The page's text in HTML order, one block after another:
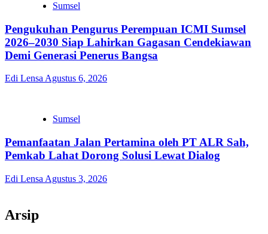
Sumsel
Pengukuhan Pengurus Perempuan ICMI Sumsel
2026–2030 Siap Lahirkan Gagasan Cendekiawan
Demi Generasi Penerus Bangsa
Edi Lensa Agustus 6, 2026
Sumsel
Pemanfaatan Jalan Pertamina oleh PT ALR Sah,
Pemkab Lahat Dorong Solusi Lewat Dialog
Edi Lensa Agustus 3, 2026
Arsip